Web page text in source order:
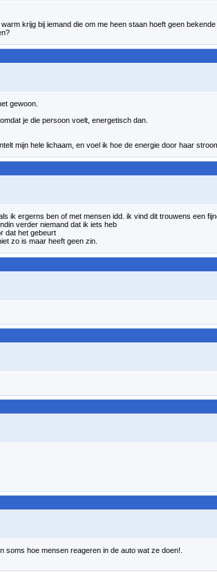
krijg bij iemand die om me heen staan hoeft geen
gewoon.
je die persoon voelt, energetisch dan.
mijn hele lichaam, en voel ik hoe de energie door haar
ik ergerns ben of met mensen idd. ik vind dit trouwens een
verder niemand dat ik iets heb
dat het gebeurt
zo is maar heeft geen zin.
hoe mensen reageren in de auto wat ze doen!.